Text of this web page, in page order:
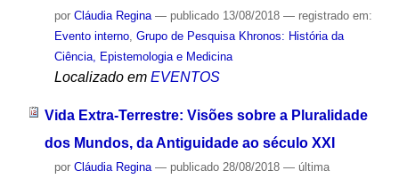
por Cláudia Regina — publicado13/08/2018 — registrado em:
Evento interno, Grupo de Pesquisa Khronos: História da
Ciência, Epistemologia e Medicina
Localizado em EVENTOS
Vida Extra-Terrestre: Visões sobre a Pluralidade
dos Mundos, da Antiguidade ao século XXI
por Cláudia Regina — publicado28/08/2018 — última